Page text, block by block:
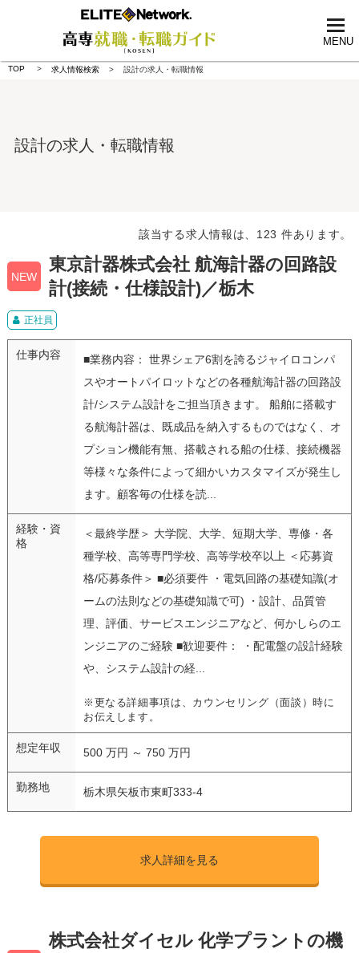
MENU
TOP 求人情報検索 設計の求人・転職情報
設計の求人・転職情報
該当する求人情報は、123 件あります。
NEW
東京計器株式会社 航海計器の回路設
計(接続・仕様設計)／栃木
正社員
仕事内容
■業務内容： 世界シェア6割を誇るジャイロコンパ
スやオートパイロットなどの各種航海計器の回路設
計/システム設計をご担当頂きます。 船舶に搭載す
る航海計器は、既成品を納入するものではなく、オ
プション機能有無、搭載される船の仕様、接続機器
等様々な条件によって細かいカスタマイズが発生し
ます。顧客毎の仕様を読...
経験・資
格
＜最終学歴＞ 大学院、大学、短期大学、専修・各
種学校、高等専門学校、高等学校卒以上 ＜応募資
格/応募条件＞ ■必須要件 ・電気回路の基礎知識(オ
ームの法則などの基礎知識で可) ・設計、品質管
理、評価、サービスエンジニアなど、何かしらのエ
ンジニアのご経験 ■歓迎要件： ・配電盤の設計経験
や、システム設計の経...
※更なる詳細事項は、カウンセリング（面談）時に
お伝えします。
想定年収 500 万円 ～ 750 万円
勤務地 栃木県矢板市東町333-4
求人詳細を見る
株式会社ダイセル 化学プラントの機